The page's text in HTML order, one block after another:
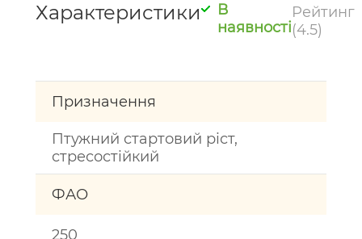
Характеристики
В
наявності
Рейтинг
(4.5)
Призначення
Птужний стартовий ріст,
стресостійкий
ФАО
250